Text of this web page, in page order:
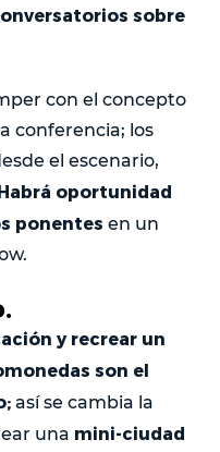
sobre
con el concepto
conferencia; los
el escenario,
oportunidad
ponentes en un
y recrear un
son el
así se cambia la
una mini-ciudad